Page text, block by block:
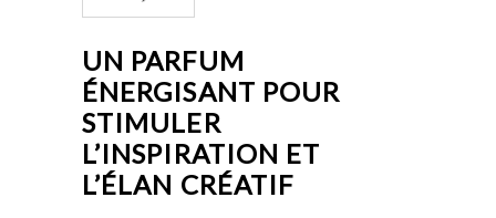
quantity
UN PARFUM
ÉNERGISANT POUR
STIMULER
L’INSPIRATION ET
L’ÉLAN CRÉATIF